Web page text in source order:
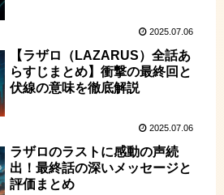
2025.07.06
【ラザロ（LAZARUS）全話あ
らすじまとめ】衝撃の最終回と
伏線の意味を徹底解説
2025.07.06
ラザロのラストに感動の声続
出！最終話の深いメッセージと
評価まとめ